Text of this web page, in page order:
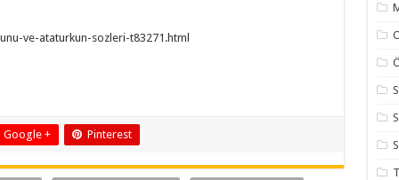
ve-ataturkun-sozleri-t83271.html
Google + Pinterest